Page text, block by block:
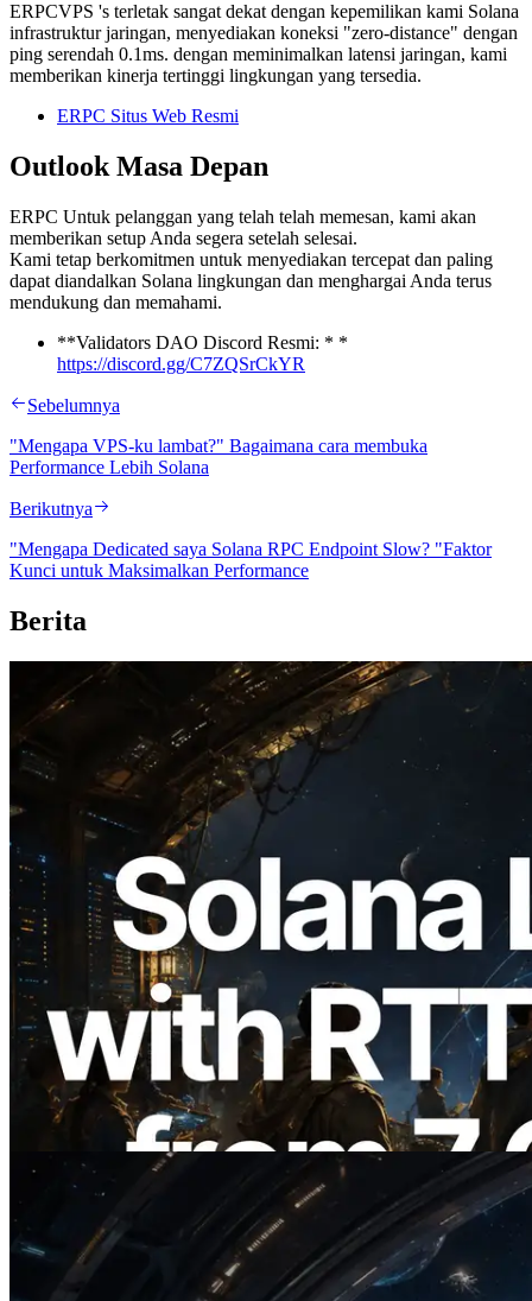
ERPCVPS 's terletak sangat dekat dengan kepemilikan kami Solana
infrastruktur jaringan, menyediakan koneksi "zero-distance" dengan
ping serendah 0.1ms. dengan meminimalkan latensi jaringan, kami
memberikan kinerja tertinggi lingkungan yang tersedia.
ERPC Situs Web Resmi
Outlook Masa Depan
ERPC Untuk pelanggan yang telah telah memesan, kami akan
memberikan setup Anda segera setelah selesai.
Kami tetap berkomitmen untuk menyediakan tercepat dan paling
dapat diandalkan Solana lingkungan dan menghargai Anda terus
mendukung dan memahami.
**Validators DAO Discord Resmi: * *
https://discord.gg/C7ZQSrCkYR
Sebelumnya
"Mengapa VPS-ku lambat?" Bagaimana cara membuka
Performance Lebih Solana
Berikutnya
"Mengapa Dedicated saya Solana RPC Endpoint Slow? "Faktor
Kunci untuk Maksimalkan Performance
Berita
2026.08.05
ERPC Memperluas Solana Leader Slot
API dengan Pengukuran Ping dari 7
Region Global — Validators Information
API Juga Diluncurkan